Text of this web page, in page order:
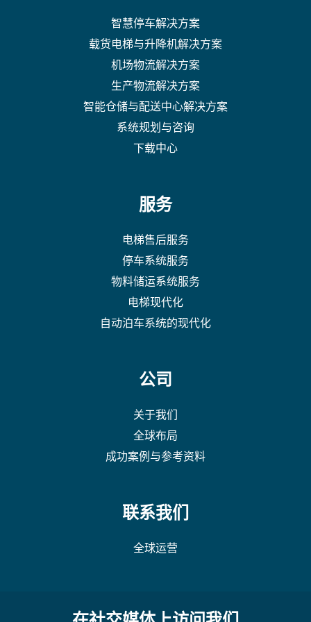
智慧停车解决方案
载货电梯与升降机解决方案
机场物流解决方案
生产物流解决方案
智能仓储与配送中心解决方案
系统规划与咨询
下载中心
服务
电梯售后服务
停车系统服务
物料储运系统服务
电梯现代化
自动泊车系统的现代化
公司
关于我们
全球布局
成功案例与参考资料
联系我们
全球运营